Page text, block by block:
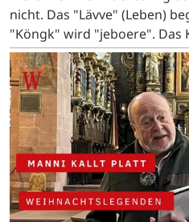
nicht. Das "Lävve" (Leben)
"Köngk" wird "jeboere". Das